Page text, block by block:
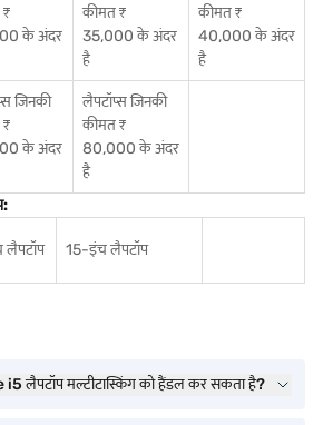
के अंदर
कीमत ₹
35,000 के अंदर
है
कीमत ₹
40,000 के अंदर
है
जिनकी
के अंदर
लैपटॉप्स जिनकी
कीमत ₹
80,000 के अंदर
है
15-इंच लैपटॉप
लैपटॉप मल्टीटास्किंग को हैंडल कर सकता है?